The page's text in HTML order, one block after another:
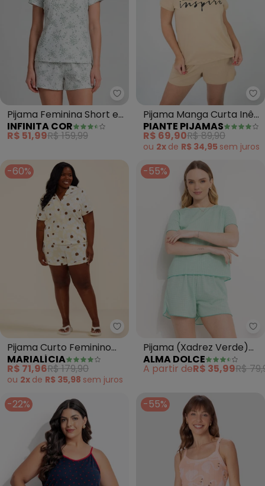
Infinita Cor - Pijama Feminina
Pijama Feminina Short e
Blusa (Bege)
INFINITA COR
R$ 51,99R$ 159,99
Pijama Manga Curta Inês
(Bege Areia)
PIANTE PIJAMAS
R$ 69,90R$ 89,90
ou 2x de R$ 34,95 sem juros
-60%
Marialícia - Pijama Curto
Pijama Curto Feminino
Botões (Amarelo)
MARIALÍCIA
R$ 71,96R$ 179,90
ou 2x de R$ 35,98 sem juros
-55%
Pijama (Xadrez Verde)
em Malha
ALMA DOLCE
A partir deR$ 35,99R$
-22% -55%